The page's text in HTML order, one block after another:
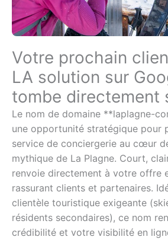
Votre prochain
LA solution sur
tombe directement
Le nom de domaine **laplagne-
une opportunité stratégique pour
service de conciergerie au cœur
mythique de La Plagne. Court,
renvoie directement à votre offre
rassurant clients et partenaires.
clientèle touristique exigeante
résidents secondaires), ce nom
crédibilité et votre visibilité en